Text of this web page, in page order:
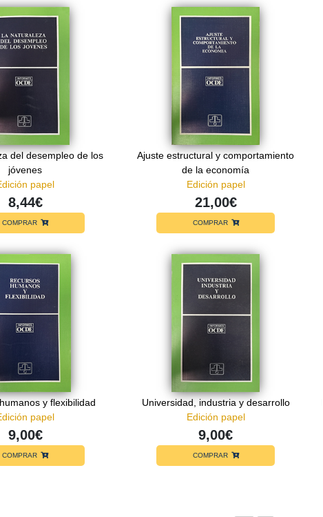
del desempleo de los
jóvenes
papel
8,44€
COMPRAR
Ajuste estructural y comportamiento
de la economía
Edición papel
21,00€
COMPRAR
y flexibilidad
papel
9,00€
COMPRAR
Universidad, industria y desarrollo
Edición papel
9,00€
COMPRAR